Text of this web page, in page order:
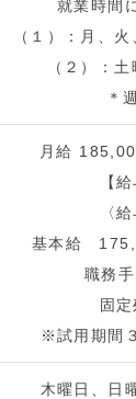
就業時間
（１）：月、
（２）：
＊
月給
【
〈
基本給
職務
固
※試用期間
木曜日、日